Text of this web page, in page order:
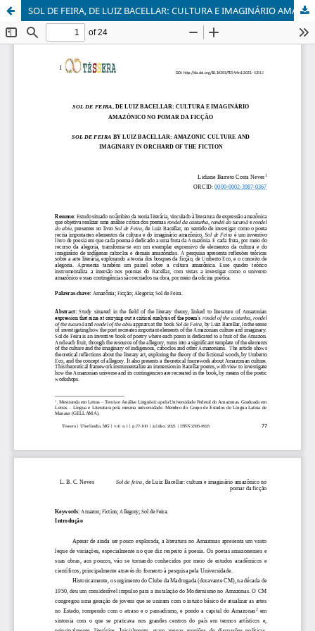
SOL DE FEIRA, DE LUIZ BACELLAR: CULTURA E IMAGINÁRIO AMAZÔNICO NO POMAR DA FICÇÃO